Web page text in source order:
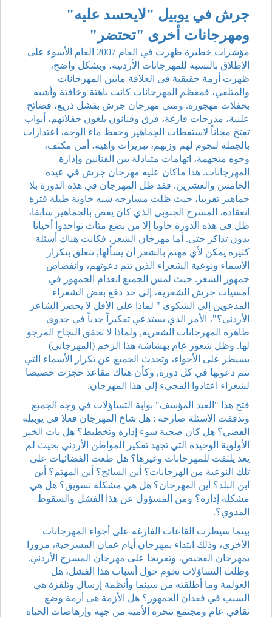
جرش في يوبيل "لايحسد عليه"
ومهرجانات أخرى "تحتضر"
مؤشرات خطيرة ظهرت في العام 2007 العام الأسوء على
الإطلاق بالنسبة للمهرجانات الأردنية، وبشكل واضح،
ظهرت أزمة حقيقية في العلاقة مابين المهرجانات
والمتلقي، فمعظم المهرجانات كانت باهتة وخافتة وأشبه
بحفلات مهجورة. ومني مهرجان جرش بفشل ذريع، فضائح
علنية، مدرجات فارغة، فرق وفنانون يلغون حفلاتهم، أبواب
تفتح مجاناً لاستقطاب الجماهير وحفظ ماء الوجه، اعتذارات
بالجملة لنجوم لهم وزنهم، تبريرات واهية، أمن مكثف،
وجوه متجهمة، اتهامات متبادلة بين الفنانين وإدارة
المهرجانات. هذا ماكان عليه مهرجان جرش في عيده
الخامس والعشرين. فقد ظل المهرجان في هذه الدورة بلا
جماهير تقريبا، حيث ظلت مسارحه شبه خاوية طيلة فترة
انعقاده، المسرح الجنوبي الذي كان يغص بالجماهير سابقا،
ظل في هذه الدورة خاويا إلا من بضع مئات تواجدوا أحيانا
بدون تذاكر حتى. أما مهرجان الشعر، فكانت هناك أسئلة
كثيرة يمكن لأي مهتم بالشعر أن يسألها, تتعلق بتكرار
الأسماء ونوعية الشعراء الذين تتم دعوتهم، وانفضاض
جمهور الشعر. حيث لمس الجميع انعدام الجمهور في
أمسيات جرش الشعرية، إلى حد دفع بعض الشعراء
المدعوين إلى الشكوى " لماذا على الأقل لا يحضر الشاعر
الأردني؟"، الأمر الذي يستدعي تفكيراً جدياً في جدوى
ظاهرة المهرجانات الشعرية, ولماذا لا تحقق النجاح المرجو
لها. وظل شعور عام بهشاشة هذا الزخم (المهرجاني)
يسيطر على الأجواء، وتحدث الجميع عن تكرار الأسماء التي
تتم دعوتها في كل دورة, وكأن هناك مقاعد حجزت خصيصا
لشعراء اعتادوا المجيء إلى هذا المهرجان.
فتح هذا "العيد المؤسف" بوابة التساؤلات في وجه الجميع
وتدفقت الأسئلة صارخة : هل شاخ المهرجان فعلا في يوبيله
الفضي؟ هل كان ضحية سوء إدارة وتخطيط؟ هل بات الخبز
الأولوية الوحيدة التي تجهد تفكير المواطن الأردني بحيث لم
يعد يلتفت للمهرجانات وغيرها؟ هل طغت الفضائيات على
تلك النوعية من الهرجانات؟ أين السائح؟ أين المهتم؟ أين
ابن البلد؟ أين المهرجان؟ هل هي مشكلة تسويق؟ هل هي
مشكلة إدارة؟ ومن المسؤول عن هذا الفشل والسقوط
المدوي؟.
بينما سيطرت القاعات الفارغة على أجواء المهرجانات
الأخرى، وذلك ابتداء بمهرجان أيام عمان المسرحية، مرورا
بمهرجان الفحيص، وتعريجا على مهرجان المسرح الأردني.
وظلت التساؤلات تحوم حول أسباب هذا الفشل، هل
العولمة وما أطلقته من سينما وأنظمة إرسال وتلفزة هي
السبب في فقدان الجمهور؟ هل الأزمة هي أزمة وضع
ثقافي عام ومجتمع تنخره الأمية من جهة وإرهاصات الحياة